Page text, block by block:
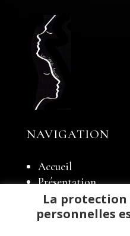
NAVIGATION
Accueil
Présentation
Notre domaine
Élevage
La protection
personnelles